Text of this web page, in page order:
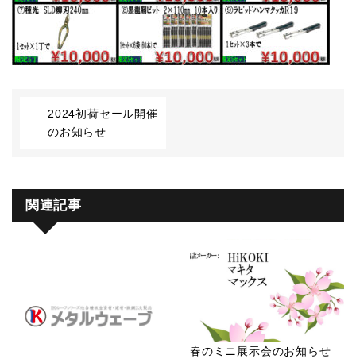
2024初荷セール開催
のお知らせ
関連記事
春のミニ展示会のお知らせ